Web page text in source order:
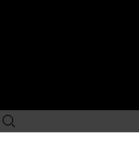
Rechercher :